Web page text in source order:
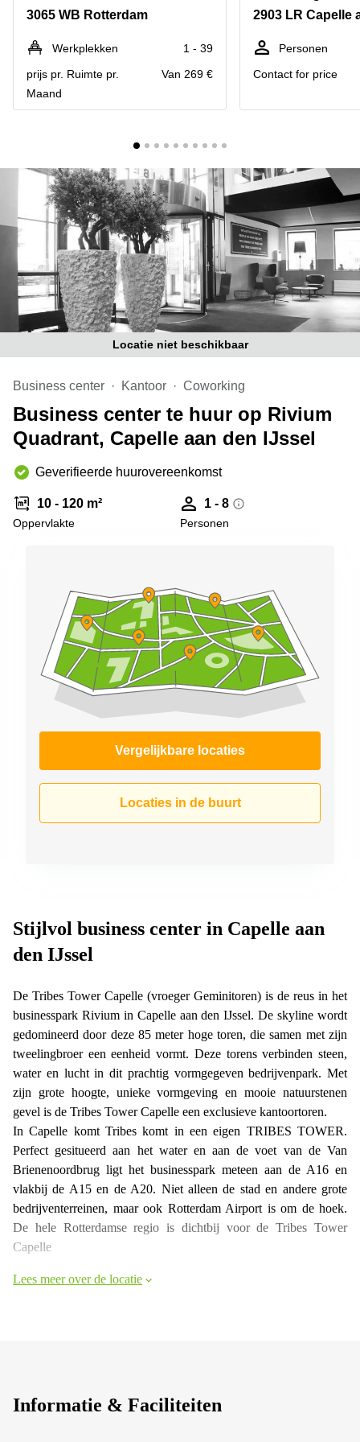
Hengelo
Hilversum
Hoofddorp
Deventer
Tilburg
Zwolle
Amsterdam
Westpoort
Reeuwijk
Business
Arnhem
Business
center
Hilversum
Business
Den
Haag
Coworking
space
Breda
Coworking
in Arnhem
Coworking
Hilversum
Coworking
space
Zwolle
Kantoor
Hengelo
Bedrijfsruimte
Huren in
Nijmegen
3065 WB Rotterdam
Werkplekken
1 - 39
prijs pr. Ruimte pr.
Maand
Van 269 €
Personen
Contact for price
Locatie niet beschikbaar
Business center Kantoor Coworking
Business center te huur op Rivium
Quadrant, Capelle aan den IJssel
Geverifieerde huurovereenkomst
10 - 120 m²
Oppervlakte
1 - 8
Personen
Vergelijkbare locaties
Locaties in de buurt
Stijlvol business center in Capelle aan
den IJssel
De Tribes Tower Capelle (vroeger Geminitoren) is de reus in het
businesspark Rivium in Capelle aan den IJssel. De skyline wordt
gedomineerd door deze 85 meter hoge toren, die samen met zijn
tweelingbroer een eenheid vormt. Deze torens verbinden steen,
water en lucht in dit prachtig vormgegeven bedrijvenpark. Met
zijn grote hoogte, unieke vormgeving en mooie natuurstenen
gevel is de Tribes Tower Capelle een exclusieve kantoortoren.
In Capelle komt Tribes komt in een eigen TRIBES TOWER.
Perfect gesitueerd aan het water en aan de voet van de Van
Brienenoordbrug ligt het businesspark meteen aan de A16 en
vlakbij de A15 en de A20. Niet alleen de stad en andere grote
bedrijventerreinen, maar ook Rotterdam Airport is om de hoek.
De hele Rotterdamse regio is dichtbij voor de Tribes Tower
Capelle
Lees meer over de locatie
Informatie & Faciliteiten